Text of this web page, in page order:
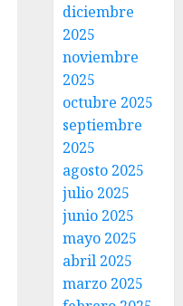
diciembre
2025
noviembre
2025
octubre 2025
septiembre
2025
agosto 2025
julio 2025
junio 2025
mayo 2025
abril 2025
marzo 2025